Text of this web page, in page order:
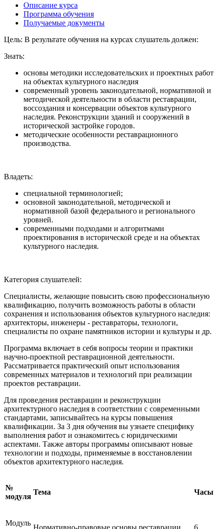
Описание курса
Программа обучения
Получаемые документы
Цель: В результате обучения на курсах слушатель должен:
Знать:
основы методики исследовательских и проектных работ
на объектах культурного наследия
современный уровень законодательной, нормативной и
методической деятельности в области реставрации,
воссоздания и консервации объектов культурного
наследия. Реконструкции зданий и сооружений в
исторической застройке городов.
методические особенности реставрационного
производства.
Владеть:
специальной терминологией;
основной законодательной, методической и
нормативной базой федерального и регионального
уровней.
современными подходами и алгоритмами
проектирования в исторической среде и на объектах
культурного наследия.
Категория слушателей:
Специалисты, желающие повысить свою профессиональную
квалификацию, получить возможность работы в области
сохранения и использования объектов культурного наследия:
архитекторы, инженеры - реставраторы, технологи,
специалисты по охране памятников истории и культуры и др.
Программа включает в себя вопросы теории и практики
научно-проектной реставрационной деятельности.
Рассматривается практический опыт использования
современных материалов и технологий при реализации
проектов реставрации.
Для проведения реставрации и реконструкции
архитектурного наследия в соответствии с современными
стандартами, записывайтесь на курсы повышения
квалификации. За 3 дня обучения вы узнаете специфику
выполнения работ и ознакомитесь с юридическими
аспектами. Также авторы программы описывают новые
технологии и подходы, применяемые в восстановлении
объектов архитектурного наследия.
№
модуля
Тема Часы
Модуль
Нормативно-правовые основы реставрации 6